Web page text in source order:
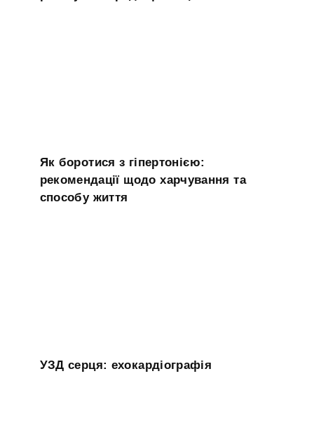
Як боротися з гіпертонією:
рекомендації щодо харчування та
способу життя
УЗД серця: ехокардіографія